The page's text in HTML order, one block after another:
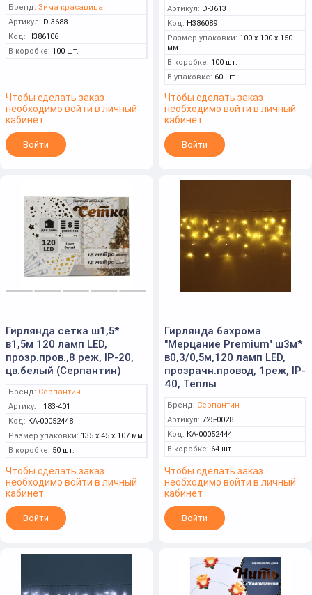
Бренд: Зима красавица
Артикул: D-3688
Код: Н386106
В коробке: 100 шт.
Чтобы сделать заказ
необходимо войти в личный
кабинет
Войти
Артикул: D-3613
Код: Н386089
Размер упаковки: 100 x 100 x 150
мм
В коробке: 100 шт.
В упаковке: 60 шт.
Чтобы сделать заказ
необходимо войти в личный
кабинет
Войти
Гирлянда сетка ш1,5*
в1,5м 120 ламп LED,
прозр.пров.,8 реж, IP-20,
цв.белый (Серпантин)
Бренд: Серпантин
Артикул: 183-401
Код: КА-00052448
Размер упаковки: 135 x 45 x 107 мм
В коробке: 50 шт.
Чтобы сделать заказ
необходимо войти в личный
кабинет
Войти
Гирлянда бахрома
"Мерцание Premium" ш3м*
в0,3/0,5м,120 ламп LED,
прозрачн.провод, 1реж, IP-
40, Теплы
Бренд: Серпантин
Артикул: 725-0028
Код: КА-00052444
В коробке: 64 шт.
Чтобы сделать заказ
необходимо войти в личный
кабинет
Войти